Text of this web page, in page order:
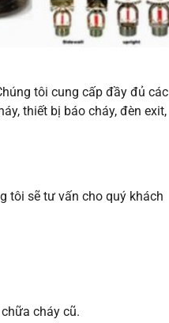
tôi cung cấp đầy đủ các
thiết bị báo cháy, đèn exit,
tôi sẽ tư vấn cho quý khách
cháy cũ.